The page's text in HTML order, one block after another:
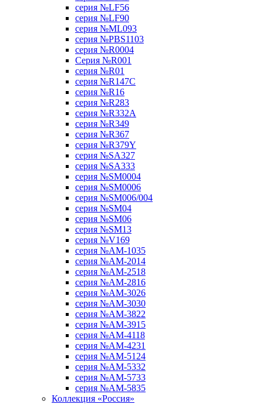
серия №LF56
серия №LF90
серия №ML093
серия №PBS1103
серия №R0004
Серия №R001
серия №R01
серия №R147C
серия №R16
серия №R283
серия №R332A
серия №R349
серия №R367
серия №R379Y
серия №SA327
серия №SA333
серия №SM0004
серия №SM0006
серия №SM006/004
серия №SM04
серия №SM06
серия №SM13
серия №V169
серия №АМ-1035
серия №АМ-2014
серия №АМ-2518
серия №АМ-2816
серия №АМ-3026
серия №АМ-3030
серия №АМ-3822
серия №АМ-3915
серия №АМ-4118
серия №АМ-4231
серия №АМ-5124
серия №АМ-5332
серия №АМ-5733
серия №АМ-5835
Коллекция «Россия»